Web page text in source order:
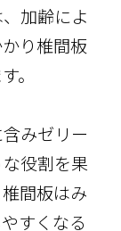
加齢によ
り椎間板
。
みゼリー
役割を果
間板はみ
すくなる